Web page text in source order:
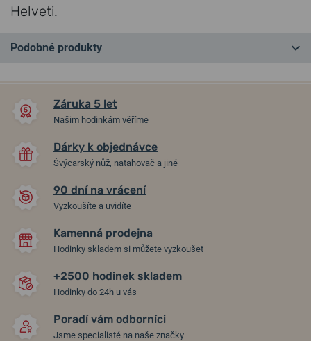
Helveti.
Podobné produkty
-10%
Nůž Victorinox Waiter
0.3303
Skladem v pátek 14. 8. u vás
494 Kč
Kapesní nůž Mikov Rybička
130-NZn-1/KAPESNI
Záruka 5 let
Našim hodinkám věříme
Dárky k objednávce
Švýcarský nůž, natahovač a jiné
90 dní na vrácení
Vyzkoušíte a uvidíte
Kamenná prodejna
Hodinky skladem si můžete vyzkoušet
+2500 hodinek skladem
Hodinky do 24h u vás
Poradí vám odborníci
Jsme specialisté na naše značky